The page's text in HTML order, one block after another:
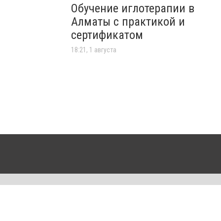
Обучение иглотерапии в
Алматы с практикой и
сертификатом
18:21, 1 августа